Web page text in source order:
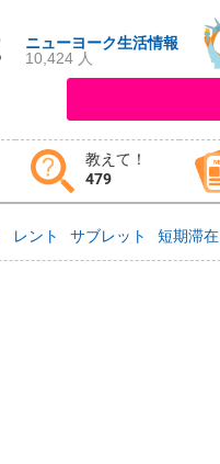
ニューヨーク生活情報
10,424 人
教えて！
479
レント サブレット 短期滞在